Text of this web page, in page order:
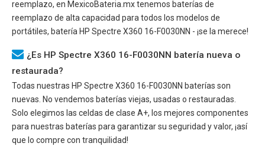
reemplazo, en MexicoBateria.mx tenemos baterías de
reemplazo de alta capacidad para todos los modelos de
portátiles, batería HP Spectre X360 16-F0030NN - ¡se la merece!
¿Es HP Spectre X360 16-F0030NN batería nueva o
restaurada?
Todas nuestras HP Spectre X360 16-F0030NN baterías son
nuevas. No vendemos baterías viejas, usadas o restauradas.
Solo elegimos las celdas de clase A+, los mejores componentes
para nuestras baterías para garantizar su seguridad y valor, ¡así
que lo compre con tranquilidad!